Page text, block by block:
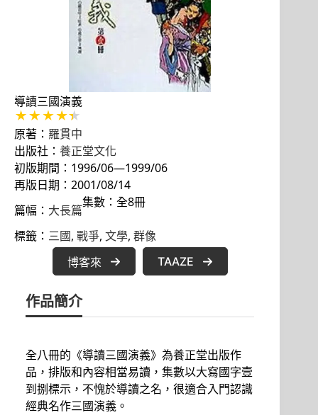
導讀三國演義
原著： 羅貫中
出版社： 養正堂文化
初版期間：1996/06—1999/06
再版日期：2001/08/14
篇幅： 大長篇
集數：全8冊
標籤： 三國, 戰爭, 文學, 群像
博客來 TAAZE
作品簡介
全八冊的《導讀三國演義》為養正堂出版作
品，排版和內容相當易讀，集數以大寫國字壹
到捌標示，不愧於導讀之名，很適合入門認識
經典名作三國演義。